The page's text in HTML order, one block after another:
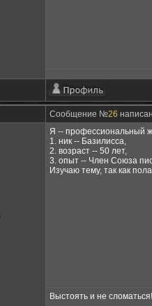
Сообщение №26
Я -- профессиональный
1. ник -- Базилисса,
2. возраст -- 50 лет,
3. опыт -- Член Союза
Изучаю тему, так как
Выстоять и не сломаться!